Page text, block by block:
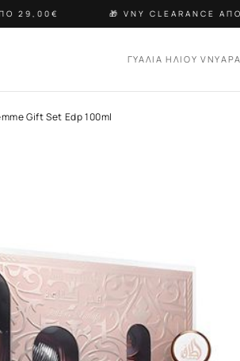
29,00€ 🎁 VNY CLEARANCE ΑΠΟ
ΓΥΑΛΙΑ ΗΛΙΟΥ VNY
Gift Set Edp 100ml